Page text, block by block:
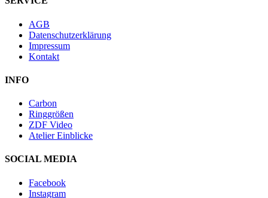
AGB
Datenschutzerklärung
Impressum
Kontakt
INFO
Carbon
Ringgrößen
ZDF Video
Atelier Einblicke
SOCIAL MEDIA
Facebook
Instagram